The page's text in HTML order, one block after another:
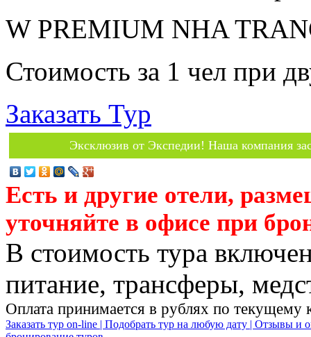
W PREMIUM NHA
Стоимость за 1 чел при
Заказать Тур
Эксклюзив от Экспедии! Наша компания
Есть и другие отели,
уточняйте в офисе при
В стоимость тура
питание, трансферы,
Оплата принимается в рублях по текущему
Заказать тур on-line | Подобрать тур на любую дату | Отзывы и